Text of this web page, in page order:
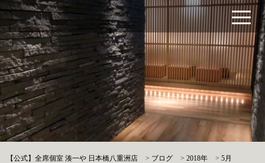
【公式】全席個室 湊一や 日本橋八重洲店 > ブログ >2018年 >5月